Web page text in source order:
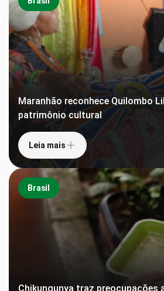
Maranhão reconhece Quilombo
patrimônio cultural
Leia mais
Brasil
Chikungunya traz preocupações